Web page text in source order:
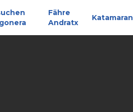
Fähre
Andratx
Katamaran